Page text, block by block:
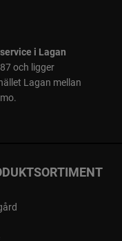
i Lagan
och ligger
Lagan mellan